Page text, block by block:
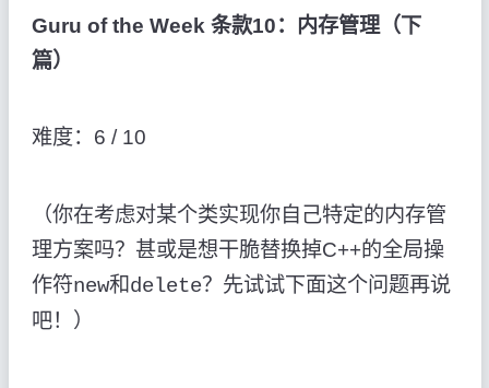
Guru of the Week 条款10：内存管理（下
篇）
难度： 6 / 10
（你在考虑对某个类实现你自己特定的内存管
理方案吗？甚或是想干脆替换掉C++的全局操
作符new和delete？先试试下面这个问题再说
吧！）